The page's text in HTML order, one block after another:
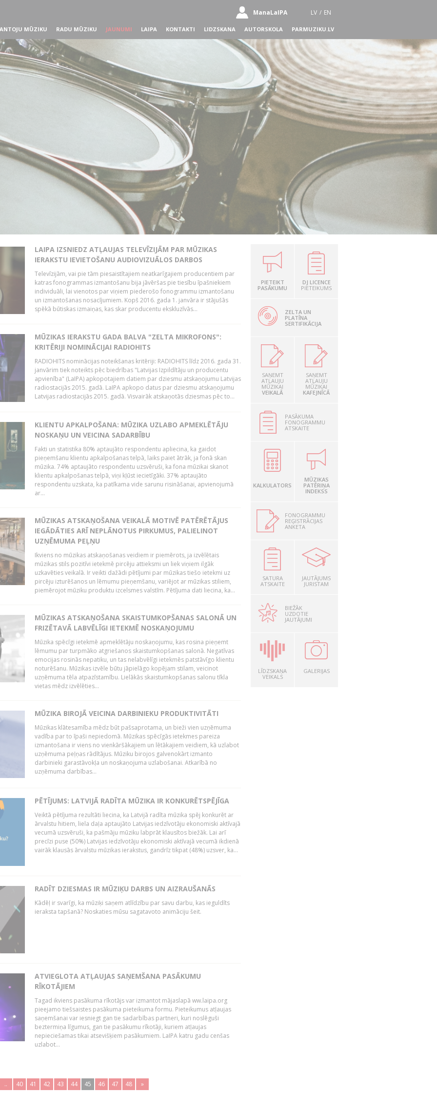
ManaLaIPA LV / EN
MŪZIKU RADU MŪZIKU JAUNUMI LAIPA KONTAKTI LIDZSKANA AUTORSKOLA PARMUZIKU.LV
LAIPA IZSNIEDZ ATĻAUJAS TELEVĪZIJĀM PAR MŪZIKAS
IERAKSTU IEVIETOŠANU AUDIOVIZUĀLOS DARBOS
Televīzijām, vai pie tām piesaistītajiem neatkarīgajiem producentiem par
katras fonogrammas izmantošanu bija jāvēršas pie tiesību īpašniekiem
individuāli, lai vienotos par viņiem piederošo fonogrammu izmantošanu
un izmantošanas nosacījumiem. Kopš 2016. gada 1. janvāra ir stājušās
spēkā būtiskas izmaiņas, kas skar producentu ekskluzīvās...
MŪZIKAS IERAKSTU GADA BALVA "ZELTA MIKROFONS":
KRITĒRIJI NOMINĀCIJAI RADIOHITS
RADIOHITS nominācijas noteikšanas kritēriji: RADIOHITS līdz 2016. gada 31.
janvārim tiek noteikts pēc biedrības "Latvijas Izpildītāju un producentu
apvienība" (LaIPA) apkopotajiem datiem par dziesmu atskaņojumu Latvijas
radiostacijās 2015. gadā. LaIPA apkopo datus par dziesmu atskaņojumu
Latvijas radiostacijās 2015. gadā. Visvairāk atskaņotās dziesmas pēc to...
KLIENTU APKALPOŠANA: MŪZIKA UZLABO APMEKLĒTĀJU
NOSKAŅU UN VEICINA SADARBĪBU
Fakti un statistika 80% aptaujāto respondentu apliecina, ka gaidot
pieņemšanu klientu apkalpošanas telpā, laiks paiet ātrāk, ja fonā skan
mūzika. 74% aptaujāto respondentu uzsvēruši, ka fona mūzikai skanot
klientu apkalpošanas telpā, viņi kļūst iecietīgāki. 37% aptaujāto
respondentu uzskata, ka patīkama vide sarunu risināšanai, apvienojumā
ar...
MŪZIKAS ATSKAŅOŠANA VEIKALĀ MOTIVĒ PATĒRĒTĀJUS
IEGĀDĀTIES ARĪ NEPLĀNOTUS PIRKUMUS, PALIELINOT
UZŅĒMUMA PEĻŅU
Ikviens no mūzikas atskaņošanas veidiem ir piemērots, ja izvēlētais
mūzikas stils pozitīvi ietekmē pircēju attieksmi un liek viņiem ilgāk
uzkavēties veikalā. Ir veikti dažādi pētījumi par mūzikas tiešo ietekmi uz
pircēju izturēšanos un lēmumu pieņemšanu, variējot ar mūzikas stiliem,
piemērojot mūziku produktu izcelsmes valstīm. Pētījuma dati liecina, ka...
MŪZIKAS ATSKAŅOŠANA SKAISTUMKOPŠANAS SALONĀ UN
FRIZĒTAVĀ LABVĒLĪGI IETEKMĒ NOSKAŅOJUMU
Mūzika spēcīgi ietekmē apmeklētāju noskaņojumu, kas rosina pieņemt
lēmumu par turpmāko atgriešanos skaistumkopšanas salonā. Negatīvas
emocijas rosinās nepatiku, un tas nelabvēlīgi ietekmēs patstāvīgo klientu
noturēšanu. Mūzikas izvēle būtu jāpielāgo kopējam stilam, veicinot
uzņēmuma tēla atpazīstamību. Lielākās skaistumkopšanas salonu tīkla
vietas mēdz izvēlēties...
MŪZIKA BIROJĀ VEICINA DARBINIEKU PRODUKTIVITĀTI
Mūzikas klātesamība mēdz būt pašsaprotama, un bieži vien uzņēmuma
vadība par to īpaši nepiedomā. Mūzikas spēcīgās ietekmes pareiza
izmantošana ir viens no vienkāršākajiem un lētākajiem veidiem, kā uzlabot
uzņēmuma peļņas rādītājus. Mūziku birojos galvenokārt izmanto
darbinieki garastāvokļa un noskaņojuma uzlabošanai. Atkarībā no
uzņēmuma darbības...
PĒTĪJUMS: LATVIJĀ RADĪTA MŪZIKA IR KONKURĒTSPĒJĪGA
Veiktā pētījuma rezultāti liecina, ka Latvijā radīta mūzika spēj konkurēt ar
ārvalstu hitiem, liela daļa aptaujāto Latvijas iedzīvotāju ekonomiski aktīvajā
vecumā uzsvēruši, ka pašmāju mūziku labprāt klausītos biežāk. Lai arī
precīzi puse (50%) Latvijas iedzīvotāju ekonomiski aktīvajā vecumā ikdienā
vairāk klausās ārvalstu mūzikas ierakstus, gandrīz tikpat (48%) uzsver, ka...
RADĪT DZIESMAS IR MŪZIĶU DARBS UN AIZRAUŠANĀS
Kādēļ ir svarīgi, ka mūziķi saņem atlīdzību par savu darbu, kas ieguldīts
ieraksta tapšanā? Noskaties mūsu sagatavoto animāciju šeit.
ATVIEGLOTA ATĻAUJAS SAŅEMŠANA PASĀKUMU
RĪKOTĀJIEM
Tagad ikviens pasākuma rīkotājs var izmantot mājaslapā ww.laipa.org
pieejamo tiešsaistes pasākuma pieteikuma formu. Pieteikumus atļaujas
saņemšanai var iesniegt gan tie sadarbības partneri, kuri noslēguši
beztermiņa līgumus, gan tie pasākumu rīkotāji, kuriem atļaujas
nepieciešamas tikai atsevišķiem pasākumiem. LaIPA katru gadu cenšas
uzlabot...
.. 40 41 42 43 44 45 46 47 48 »
PIETEIKT
PASĀKUMU
DJ LICENCE
PIETEIKUMS
ZELTA UN
PLATĪNA
SERTIFIKĀCIJA
SAŅEMT
ATĻAUJU
MŪZIKAI
VEIKALĀ
SAŅEMT
ATĻAUJU
MŪZIKAI
KAFEJNĪCĀ
PASĀKUMA
FONOGRAMMU
ATSKAITE
KALKULATORS
MŪZIKAS
PATĒRIŅA
INDEKSS
FONOGRAMMU
REĢISTRĀCIJAS
ANKETA
SATURA
ATSKAITE
JAUTĀJUMS
JURISTAM
BIEŽĀK
UZDOTIE
JAUTĀJUMI
LĪDZSKAŅA
VEIKALS
GALERIJAS